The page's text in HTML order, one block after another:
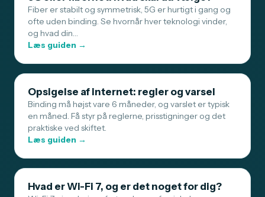
Fiber er stabilt og symmetrisk, 5G er hurtigt i gang og
ofte uden binding. Se hvornår hver teknologi vinder,
og hvad din…
Læs guiden →
Opsigelse af internet: regler og varsel
Binding må højst vare 6 måneder, og varslet er typisk
en måned. Få styr på reglerne, prisstigninger og det
praktiske ved skiftet.
Læs guiden →
Hvad er Wi-Fi 7, og er det noget for dig?